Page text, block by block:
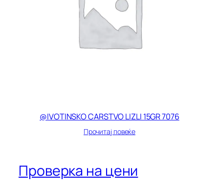
@IVOTINSKO CARSTVO LIZLI 15GR 7076
Прочитај повеќе
Проверка на цени